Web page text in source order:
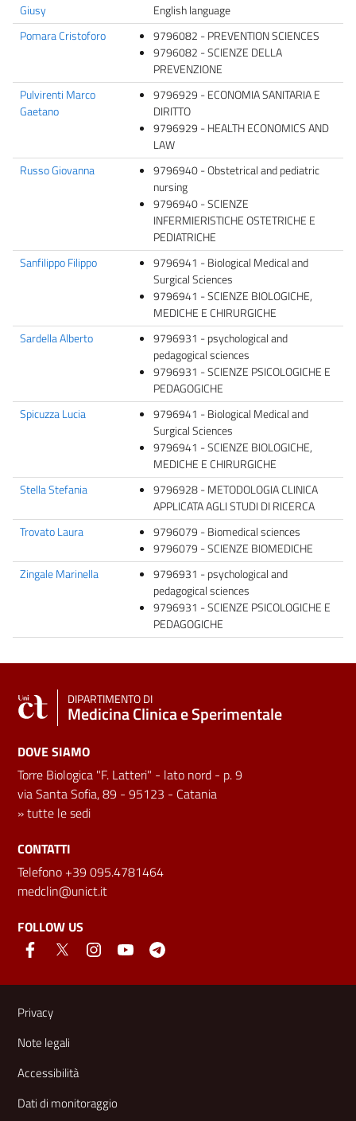
Giusy
English language
Pomara Cristoforo
9796082 - PREVENTION SCIENCES
9796082 - SCIENZE DELLA
PREVENZIONE
Pulvirenti Marco
Gaetano
9796929 - ECONOMIA SANITARIA E
DIRITTO
9796929 - HEALTH ECONOMICS AND
LAW
Russo Giovanna
9796940 - Obstetrical and pediatric
nursing
9796940 - SCIENZE
INFERMIERISTICHE OSTETRICHE E
PEDIATRICHE
Sanfilippo Filippo
9796941 - Biological Medical and
Surgical Sciences
9796941 - SCIENZE BIOLOGICHE,
MEDICHE E CHIRURGICHE
Sardella Alberto
9796931 - psychological and
pedagogical sciences
9796931 - SCIENZE PSICOLOGICHE E
PEDAGOGICHE
Spicuzza Lucia
9796941 - Biological Medical and
Surgical Sciences
9796941 - SCIENZE BIOLOGICHE,
MEDICHE E CHIRURGICHE
Stella Stefania
9796928 - METODOLOGIA CLINICA
APPLICATA AGLI STUDI DI RICERCA
Trovato Laura
9796079 - Biomedical sciences
9796079 - SCIENZE BIOMEDICHE
Zingale Marinella
9796931 - psychological and
pedagogical sciences
9796931 - SCIENZE PSICOLOGICHE E
PEDAGOGICHE
DIPARTIMENTO DI
Medicina Clinica e Sperimentale
DOVE SIAMO
Torre Biologica "F. Latteri" - lato nord - p. 9
via Santa Sofia, 89 - 95123 - Catania
»tutte le sedi
CONTATTI
Telefono +39 095.4781464
medclin@unict.it
FOLLOW US
Useful links and information
Privacy
Note legali
Accessibilità
Dati di monitoraggio